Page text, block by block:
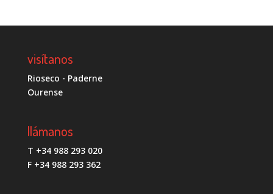
visítanos
Rioseco - Paderne
Ourense
llámanos
T +34 988 293 020
F +34 988 293 362